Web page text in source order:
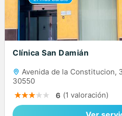
Clínica San Damián
Avenida de la Constitucion,
30550
6 (1 valoración)